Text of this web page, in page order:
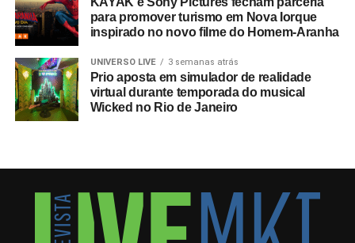
para promover turismo em Nova Iorque
inspirado no novo filme do Homem-Aranha
UNIVERSO LIVE 3 semanas atrás
Prio aposta em simulador de realidade
virtual durante temporada do musical
Wicked no Rio de Janeiro